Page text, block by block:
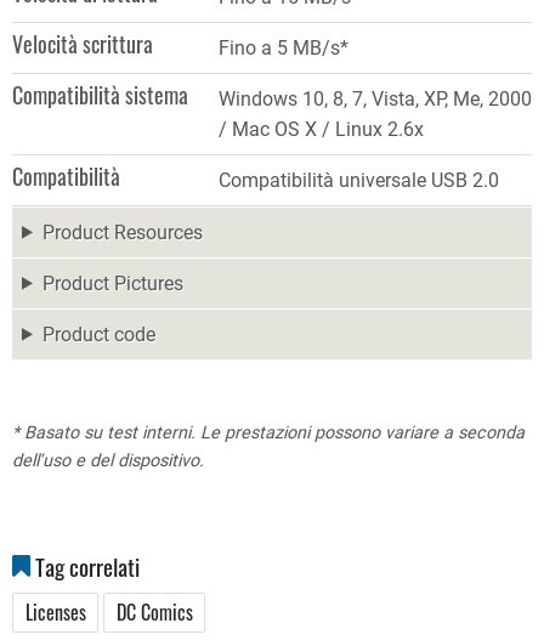
Velocità scrittura Fino a 5 MB/s*
Compatibilità sistema
Windows 10, 8, 7, Vista, XP, Me, 2000
/ Mac OS X / Linux 2.6x
Compatibilità Compatibilità universale USB 2.0
Product Resources
Product Pictures
Product code
* Basato su test interni. Le prestazioni possono variare a seconda
dell'uso e del dispositivo.
Tag correlati
Licenses DC Comics